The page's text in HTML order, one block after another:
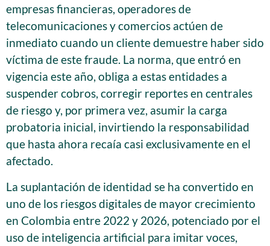
empresas financieras, operadores de
telecomunicaciones y comercios actúen de
inmediato cuando un cliente demuestre haber sido
víctima de este fraude. La norma, que entró en
vigencia este año, obliga a estas entidades a
suspender cobros, corregir reportes en centrales
de riesgo y, por primera vez, asumir la carga
probatoria inicial, invirtiendo la responsabilidad
que hasta ahora recaía casi exclusivamente en el
afectado.
La suplantación de identidad se ha convertido en
uno de los riesgos digitales de mayor crecimiento
en Colombia entre 2022 y 2026, potenciado por el
uso de inteligencia artificial para imitar voces,